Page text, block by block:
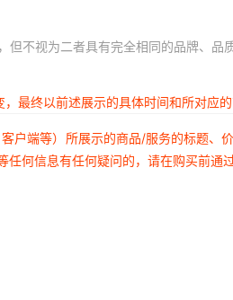
不视为二者具有完全相同的品牌、品
最终以前述展示的具体时间和所对应的
端等）所展示的商品/服务的标题
何信息有任何疑问的，请在购买前